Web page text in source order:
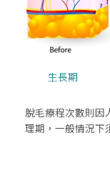
生長期
脫毛療程次數則因
理期，一般情況下